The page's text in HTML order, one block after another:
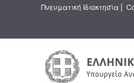
Πνευματική Ιδιοκτησία |